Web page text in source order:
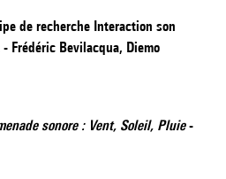
de recherche Interaction son
Frédéric Bevilacqua, Diemo
sonore : Vent, Soleil, Pluie-